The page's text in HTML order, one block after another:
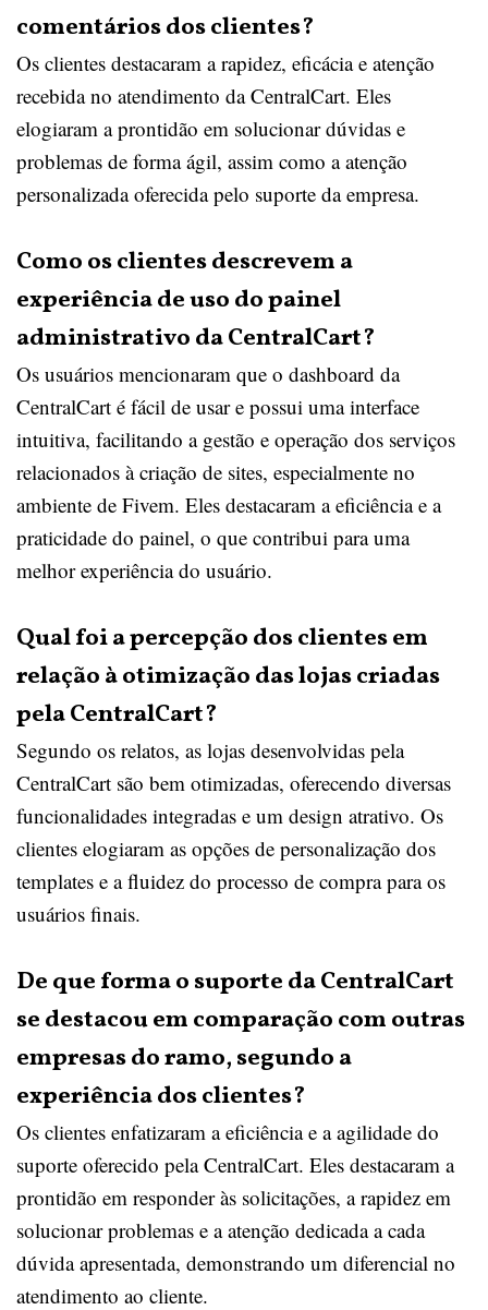
comentários dos clientes?
Os clientes destacaram a rapidez, eficácia e atenção
recebida no atendimento da CentralCart. Eles
elogiaram a prontidão em solucionar dúvidas e
problemas de forma ágil, assim como a atenção
personalizada oferecida pelo suporte da empresa.
Como os clientes descrevem a
experiência de uso do painel
administrativo da CentralCart?
Os usuários mencionaram que o dashboard da
CentralCart é fácil de usar e possui uma interface
intuitiva, facilitando a gestão e operação dos serviços
relacionados à criação de sites, especialmente no
ambiente de Fivem. Eles destacaram a eficiência e a
praticidade do painel, o que contribui para uma
melhor experiência do usuário.
Qual foi a percepção dos clientes em
relação à otimização das lojas criadas
pela CentralCart?
Segundo os relatos, as lojas desenvolvidas pela
CentralCart são bem otimizadas, oferecendo diversas
funcionalidades integradas e um design atrativo. Os
clientes elogiaram as opções de personalização dos
templates e a fluidez do processo de compra para os
usuários finais.
De que forma o suporte da CentralCart
se destacou em comparação com outras
empresas do ramo, segundo a
experiência dos clientes?
Os clientes enfatizaram a eficiência e a agilidade do
suporte oferecido pela CentralCart. Eles destacaram a
prontidão em responder às solicitações, a rapidez em
solucionar problemas e a atenção dedicada a cada
dúvida apresentada, demonstrando um diferencial no
atendimento ao cliente.